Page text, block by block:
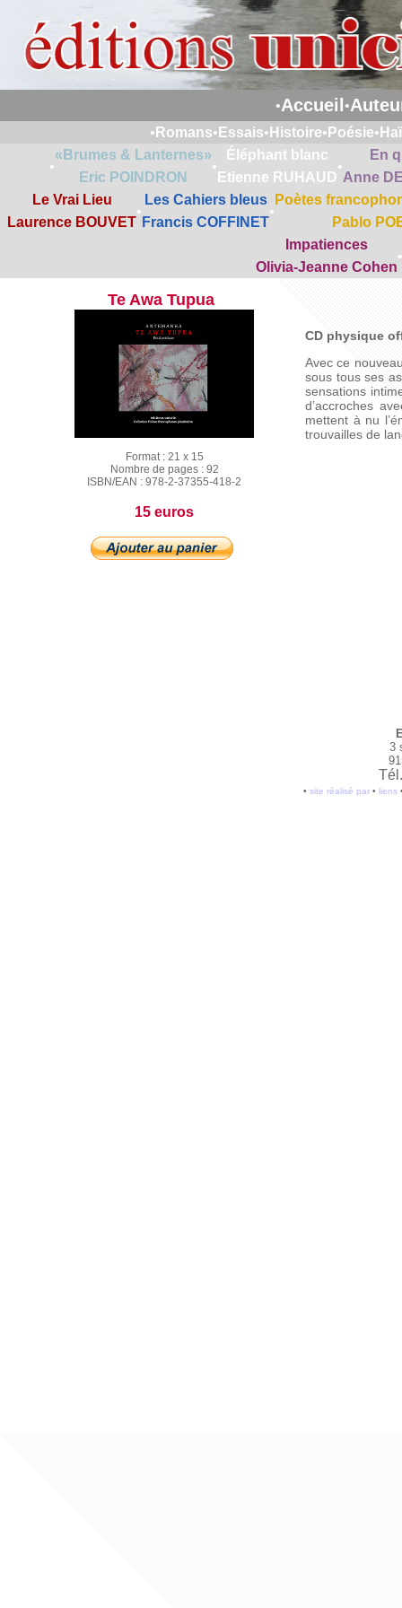
•Accueil •
• Romans• Essais• Histoire• Poésie•
•
«Brumes & Lanternes»
Eric POINDRON
•
Éléphant blanc
Etienne RUHAUD
•
En
Anne
Le Vrai Lieu
Laurence BOUVET
•
Les Cahiers bleus
Francis COFFINET
•
Poètes
Pablo
Impatiences
Olivia-Jeanne Cohen
•
Te Awa Tupua
Format : 21 x 15
Nombre de pages : 92
ISBN/EAN : 978-2-37355-418-2
15 euros
CD physique
Avec ce
sous tous ses
sensations
d’accroches
mettent à nu
trouvailles de
3
• site réalisé par• liens